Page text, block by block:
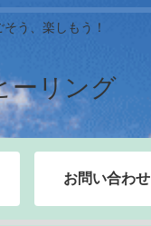
う、楽しもう！
ーリング
お問い合わせ